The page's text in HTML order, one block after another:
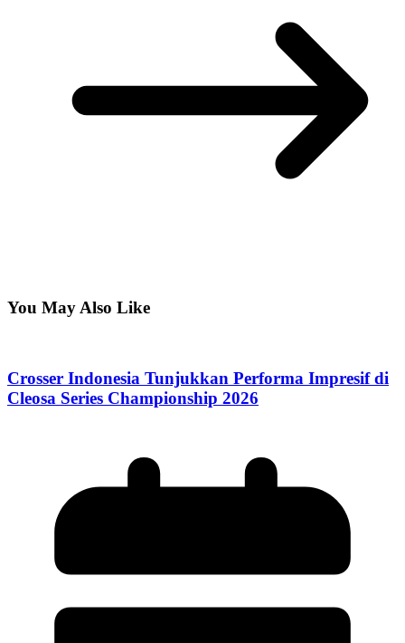
You May Also Like
Crosser Indonesia Tunjukkan Performa Impresif di
Cleosa Series Championship 2026